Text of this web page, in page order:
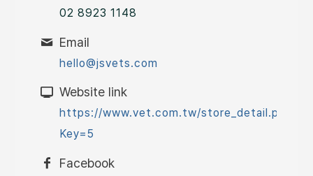
02 8923 1148
Email
hello@jsvets.com
Website link
https://www.vet.com.tw/store_detail.php?
Key=5
Facebook